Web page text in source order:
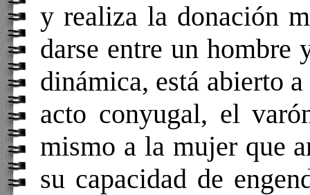
y realiza la donación
darse entre un hombre
dinámica, está abierto
acto conyugal, el
mismo a la mujer que
su capacidad de